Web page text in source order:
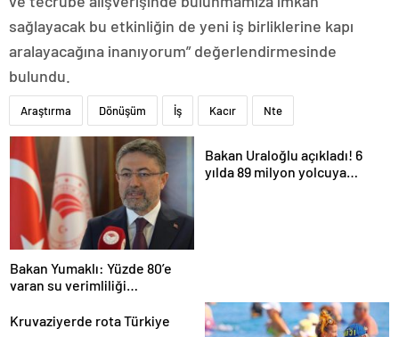
sağlayacak bu etkinliğin de yeni iş birliklerine kapı
aralayacağına inanıyorum” değerlendirmesinde
bulundu.
Araştırma Dönüşüm İş Kacır Nte
Bakan Yumaklı: Yüzde 80’e
varan su verimliliği
Bakan Uraloğlu açıkladı! 6
yılda 89 milyon yolcuya
Kruvaziyerde rota Türkiye